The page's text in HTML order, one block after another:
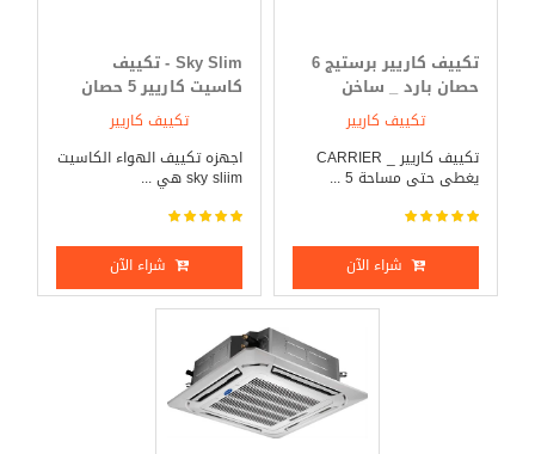
تكييف كاريير برستيج 6
حصان بارد _ ساخن
تكييف كاريير
تكييف كاريير _ CARRIER
يغطى حتى مساحة 5 ...
شراء الآن
Sky Slim - تكييف
كاسيت كاريير 5 حصان
بارد _ ساخنتكييف كاريير
اجهزه تكييف الهواء الكاسيت
sky sliim هي ...
شراء الآن